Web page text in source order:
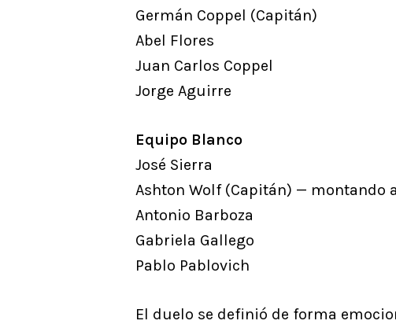
Germán Coppel (Capitán)
Abel Flores
Juan Carlos Coppel
Jorge Aguirre
Equipo Blanco
José Sierra
Ashton Wolf (Capitán) — montando
Antonio Barboza
Gabriela Gallego
Pablo Pablovich
El duelo se definió de forma